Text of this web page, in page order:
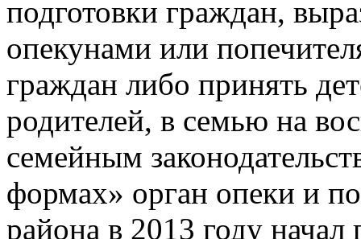
подготовки граждан,
опекунами или
граждан либо принять
родителей, в семью на
семейным
формах» орган опеки и
района в 2013 году начал